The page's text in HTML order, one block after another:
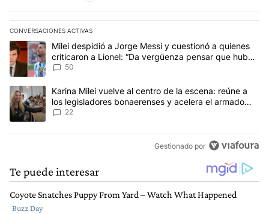
CONVERSACIONES ACTIVAS
Este listado muestra los artículos con más comentarios en los
Un artículo de tendencia con el título "Milei despidió a Jorge
Milei despidió a Jorge Messi y cuestionó a quienes
criticaron a Lionel: “Da vergüenza pensar que hubo
anti-Messi”
50
Un artículo de tendencia con el título "Karina Milei vuelve al
Karina Milei vuelve al centro de la escena: reúne a
los legisladores bonaerenses y acelera el armado
para 2027
22
Gestionado por